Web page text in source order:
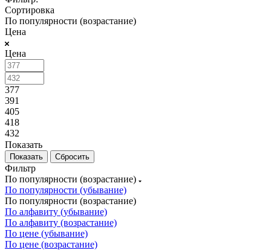
Сортировка
По популярности (возрастание)
Цена
Цена
377
391
405
418
432
Показать
Сбросить
Фильтр
По популярности (возрастание)
По популярности (убывание)
По популярности (возрастание)
По алфавиту (убывание)
По алфавиту (возрастание)
По цене (убывание)
По цене (возрастание)